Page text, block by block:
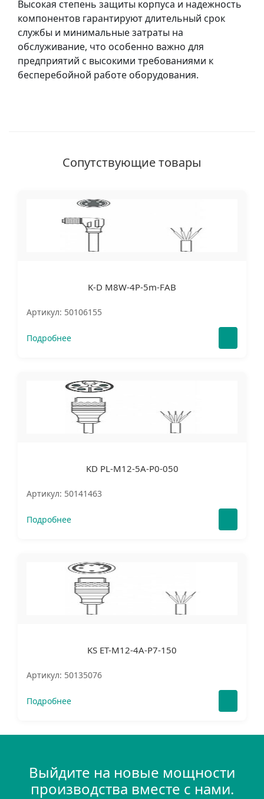
Высокая степень защиты корпуса и надежность
компонентов гарантируют длительный срок
службы и минимальные затраты на
обслуживание, что особенно важно для
предприятий с высокими требованиями к
бесперебойной работе оборудования.
Сопутствующие товары
K-D M8W-4P-5m-FAB
Артикул: 50106155
Подробнее
KD PL-M12-5A-P0-050
Артикул: 50141463
Подробнее
KS ET-M12-4A-P7-150
Артикул: 50135076
Подробнее
Выйдите на новые мощности
производства вместе с нами.